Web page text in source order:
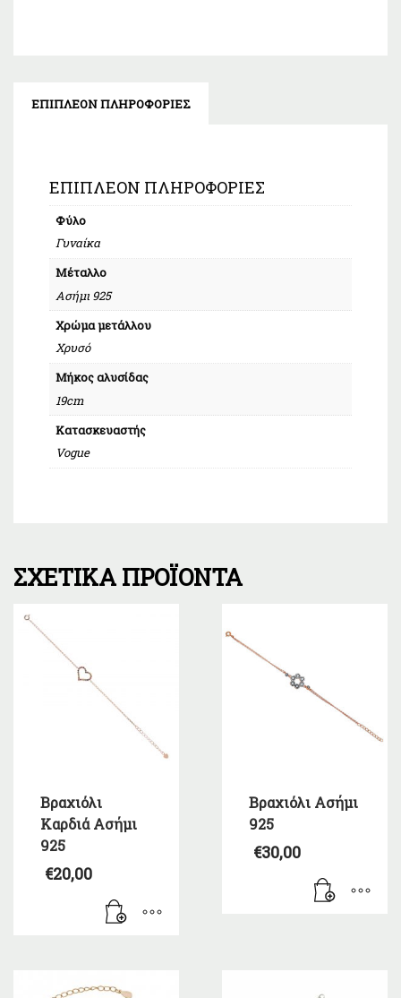
ΕΠΙΠΛΈΟΝ ΠΛΗΡΟΦΟΡΊΕΣ
ΕΠΙΠΛΈΟΝ ΠΛΗΡΟΦΟΡΊΕΣ
Φύλο
Γυναίκα
Μέταλλο
Ασήμι 925
Χρώμα μετάλλου
Χρυσό
Μήκος αλυσίδας
19cm
Κατασκευαστής
Vogue
ΣΧΕΤΙΚΆ ΠΡΟΪΌΝΤΑ
Βραχιόλι
Καρδιά Ασήμι
925
€20,00
Βραχιόλι Ασήμι
925
€30,00